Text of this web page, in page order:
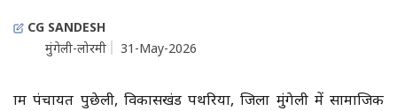
CG SANDESH
मुंगेली-लोरमी
31-May-2026
ग्राम पंचायत पुछेली, विकासखंड पथरिया, जिला मुंगेली में सामाजिक